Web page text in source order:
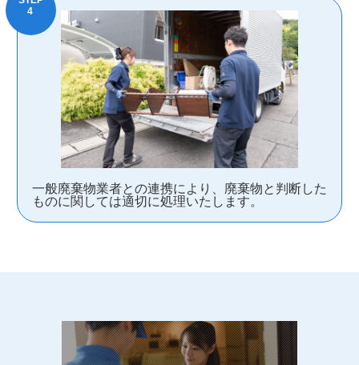
一般廃棄物業者との連携により、廃棄物と判断した
ものに関しては適切に処理いたします。